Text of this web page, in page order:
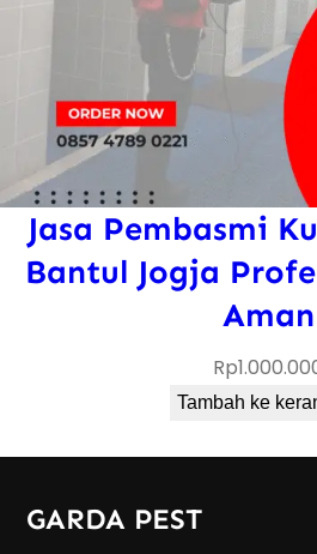
Jasa Pembasmi
Bantul Jogja
Aman
Rp
Tambah ke
GARDA PEST